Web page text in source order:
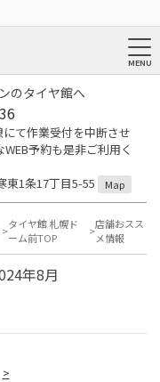
のタイヤ館へ
て作業受付を中断させ
予約も是非ご利用く
1条17丁目5-55
Map
タイヤ館 札幌ド
ーム前TOP
店舗おスス
メ情報
年8月
>